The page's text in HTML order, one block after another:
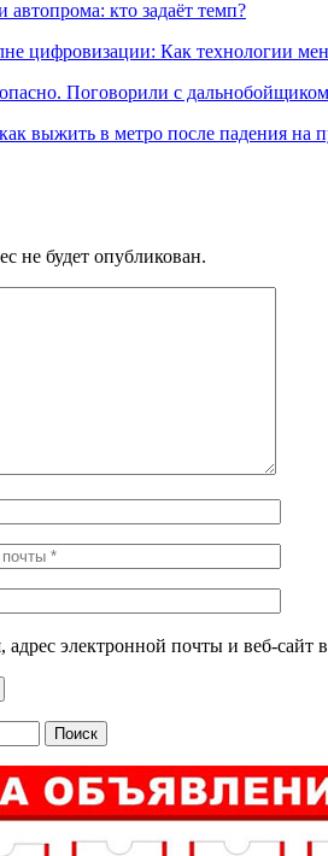
кто задаёт темп?
цифровизации: Как технологии
Поговорили с
выжить в метро после падения на
не будет опубликован.
электронной почты и веб-сайт